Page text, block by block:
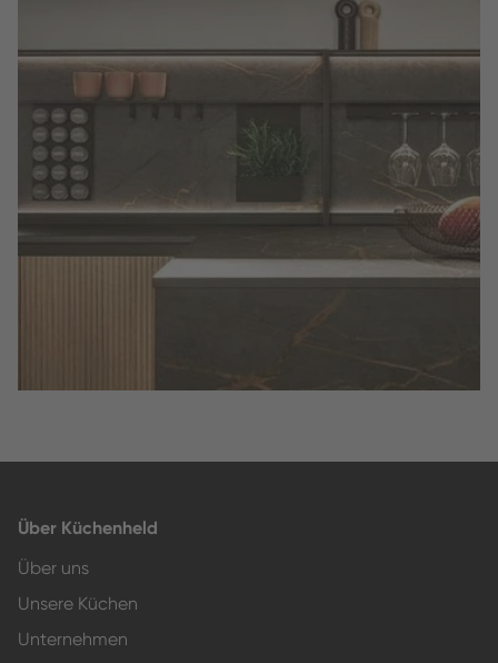
Über Küchenheld
Über uns
Unsere Küchen
Unternehmen